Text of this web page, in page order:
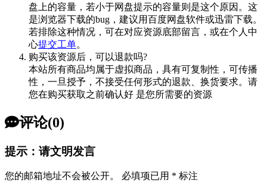
盘上的容量，若小于网盘提示的容量则是这个原因。这
是浏览器下载的bug，建议用百度网盘软件或迅雷下载。
若排除这种情况，可在对应资源底部留言，或在个人中
心提交工单。
购买该资源后，可以退款吗?
本站所有商品均属于虚拟商品，具有可复制性，可传播
性，一旦授予，不接受任何形式的退款、换货要求。请
您在购买获取之前确认好 是您所需要的资源
评论(0)
提示：请文明发言
您的邮箱地址不会被公开。 必填项已用 * 标注